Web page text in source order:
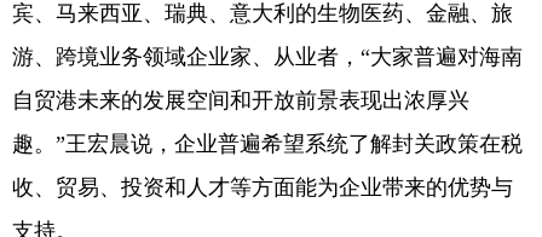
宾、马来西亚、瑞典、意大利的生物医药、金融、旅
游、跨境业务领域企业家、从业者，“大家普遍对海南
自贸港未来的发展空间和开放前景表现出浓厚兴
趣。”王宏晨说，企业普遍希望系统了解封关政策在税
收、贸易、投资和人才等方面能为企业带来的优势与
支持。